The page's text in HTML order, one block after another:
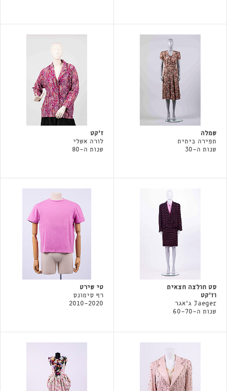
שמלה
תפירה ביתית
שנות ה-30
ז'קט
לורה אשלי
שנות ה-80
סט חולצה חצאית
וז׳קט
Jaeger ג'אגר
שנות ה-60-70
טי שירט
רף סימונס
2010-2020